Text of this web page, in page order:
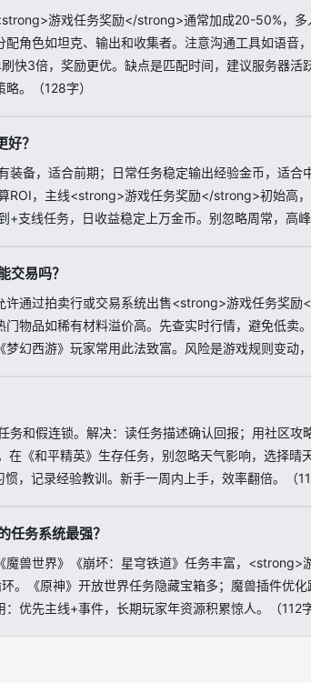
游戏任务奖励</strong>通常加成20-50%，多
配角色如坦克、输出和收集者。注意沟通工具如语音
快3倍，奖励更优。缺点是匹配时间，建议服务器活
略。（128字）
？
装备，适合前期；日常任务稳定输出经验金币，适合
ROI，主线<strong>游戏任务奖励</strong>初始高，
+支线任务，日收益稳定上万金币。别忽略周常，高峰
交易吗？
许通过拍卖行或交易系统出售<strong>游戏任务奖
门物品如稀有材料溢价高。先查实时行情，避免低卖
梦幻西游》玩家常用此法致富。风险是游戏规则变动
务和假连锁。解决：读任务描述确认回报；用社区攻
在《和平精英》生存任务，别忽略天气影响，选择晴
，记录经验教训。新手一周内上手，效率翻倍。（
任务系统最强？
魔兽世界》《崩坏：星穹铁道》任务丰富，
。《原神》开放世界任务隐藏宝箱多；魔兽插件优
：优先主线+事件，长期玩家年资源积累惊人。（112字